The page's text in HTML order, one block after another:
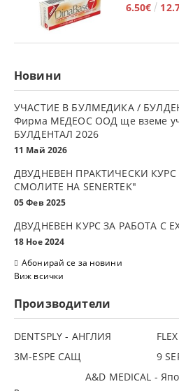
6.50€
Новини
УЧАСТИЕ В БУЛМЕДИКА /
Фирма МЕДЕОС ООД ще вземе
БУЛДЕНТАЛ 2026
11 Май 2026
ДВУДНЕВЕН ПРАКТИЧЕСКИ
СМОЛИТЕ НА SENERTEK"
05 Фев 2025
ДВУДНЕВЕН КУРС ЗА РАБОТА С
18 Ное 2024
Абонирай се за новини
Виж всички
Производители
DENTSPLY - АНГЛИЯ
3М-ESPE САЩ
9
A&D MEDICAL -